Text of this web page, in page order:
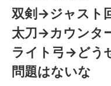
双剣→ジャスト
太刀→カウンタ
ライト弓→どう
問題はないな